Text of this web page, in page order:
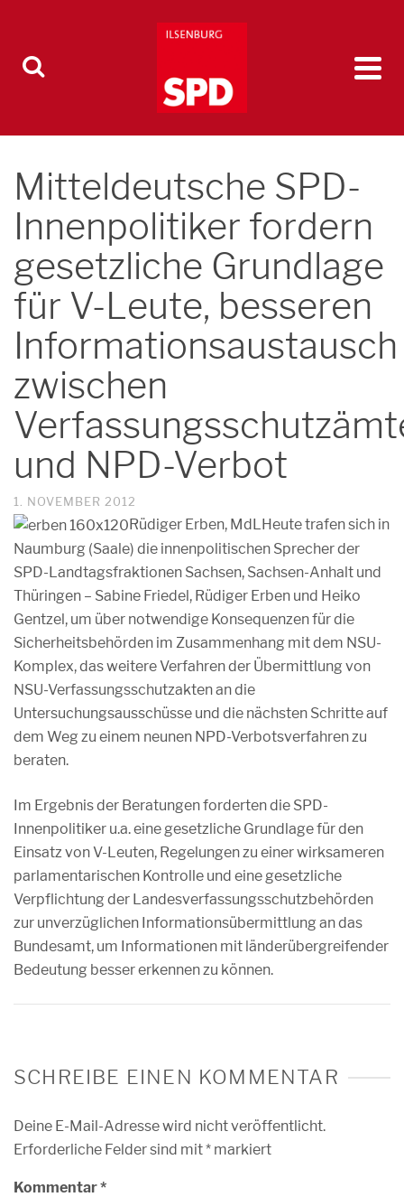
Mitteldeutsche SPD-
Innenpolitiker fordern
gesetzliche Grundlage
für V-Leute, besseren
Informationsaustausch
zwischen
und NPD-Verbot
1. NOVEMBER 2012
Rüdiger Erben, MdLHeute trafen sich in
Naumburg (Saale) die innenpolitischen Sprecher der
SPD-Landtagsfraktionen Sachsen, Sachsen-Anhalt und
Thüringen – Sabine Friedel, Rüdiger Erben und Heiko
Gentzel, um über notwendige Konsequenzen für die
Sicherheitsbehörden im Zusammenhang mit dem NSU-
Komplex, das weitere Verfahren der Übermittlung von
NSU-Verfassungsschutzakten an die
Untersuchungsausschüsse und die nächsten Schritte auf
dem Weg zu einem neunen NPD-Verbotsverfahren zu
beraten.
Im Ergebnis der Beratungen forderten die SPD-
Innenpolitiker u.a. eine gesetzliche Grundlage für den
Einsatz von V-Leuten, Regelungen zu einer wirksameren
parlamentarischen Kontrolle und eine gesetzliche
Verpflichtung der Landesverfassungsschutzbehörden
zur unverzüglichen Informationsübermittlung an das
Bundesamt, um Informationen mit länderübergreifender
Bedeutung besser erkennen zu können.
SCHREIBE EINEN KOMMENTAR
Deine E-Mail-Adresse wird nicht veröffentlicht.
Erforderliche Felder sind mit* markiert
Kommentar*